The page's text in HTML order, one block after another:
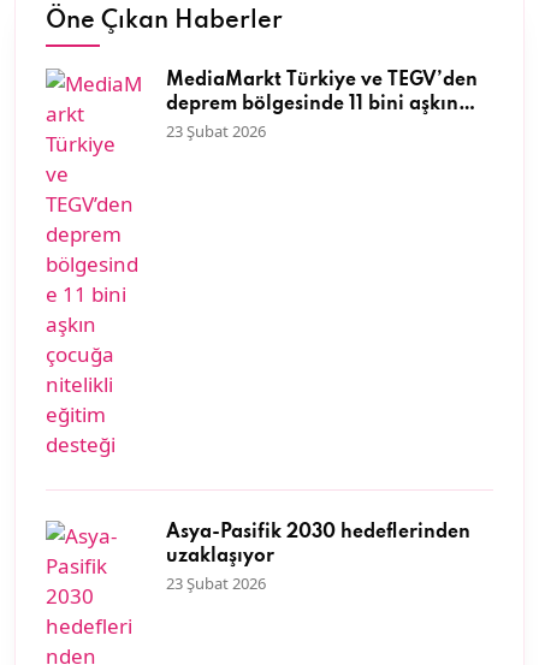
Öne Çıkan Haberler
MediaMarkt Türkiye ve TEGV’den
deprem bölgesinde 11 bini aşkın
çocuğa nitelikli eğitim desteği
23 Şubat 2026
Asya-Pasifik 2030 hedeflerinden
uzaklaşıyor
23 Şubat 2026